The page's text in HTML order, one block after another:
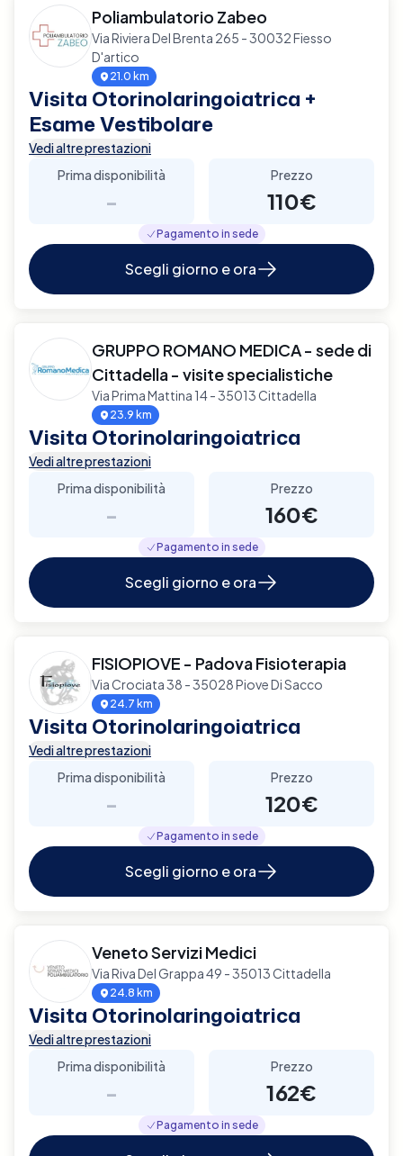
Poliambulatorio Zabeo
Via Riviera Del Brenta 265 - 30032 Fiesso
D'artico
21.0 km
Visita Otorinolaringoiatrica +
Esame Vestibolare
Vedi altre prestazioni
Prima disponibilità
-
Prezzo
110€
Pagamento in sede
Scegli giorno e ora
GRUPPO ROMANO MEDICA - sede di
Cittadella - visite specialistiche
Via Prima Mattina 14 - 35013 Cittadella
23.9 km
Visita Otorinolaringoiatrica
Vedi altre prestazioni
Prima disponibilità
-
Prezzo
160€
Pagamento in sede
Scegli giorno e ora
FISIOPIOVE - Padova Fisioterapia
Via Crociata 38 - 35028 Piove Di Sacco
24.7 km
Visita Otorinolaringoiatrica
Vedi altre prestazioni
Prima disponibilità
-
Prezzo
120€
Pagamento in sede
Scegli giorno e ora
Veneto Servizi Medici
Via Riva Del Grappa 49 - 35013 Cittadella
24.8 km
Visita Otorinolaringoiatrica
Vedi altre prestazioni
Prima disponibilità
-
Prezzo
162€
Pagamento in sede